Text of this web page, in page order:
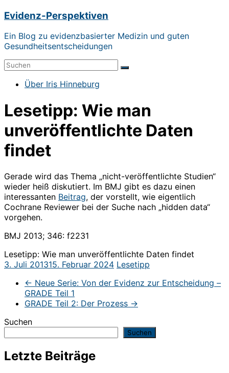
Zum
springen
Evidenz-Perspektiven
Ein Blog zu evidenzbasierter Medizin und guten
Gesundheitsentscheidungen
Menü Über Iris Hinneburg
Lesetipp: Wie man
unveröffentlichte Daten
findet
Gerade wird das Thema „nicht-veröffentlichte Studien“
wieder heiß diskutiert. Im BMJ gibt es dazu einen
interessanten Beitrag, der vorstellt, wie eigentlich
Cochrane Reviewer bei der Suche nach „hidden data“
vorgehen.
BMJ 2013; 346: f2231
Lesetipp: Wie man unveröffentlichte Daten findet
3. Juli 201315. Februar 2024 Lesetipp
← Neue Serie: Von der Evidenz zur Entscheidung –
GRADE Teil 1
GRADE Teil 2: Der Prozess →
Suchen
Suchen
Letzte Beiträge